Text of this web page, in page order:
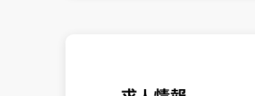
・年収1,200万円以上の高待